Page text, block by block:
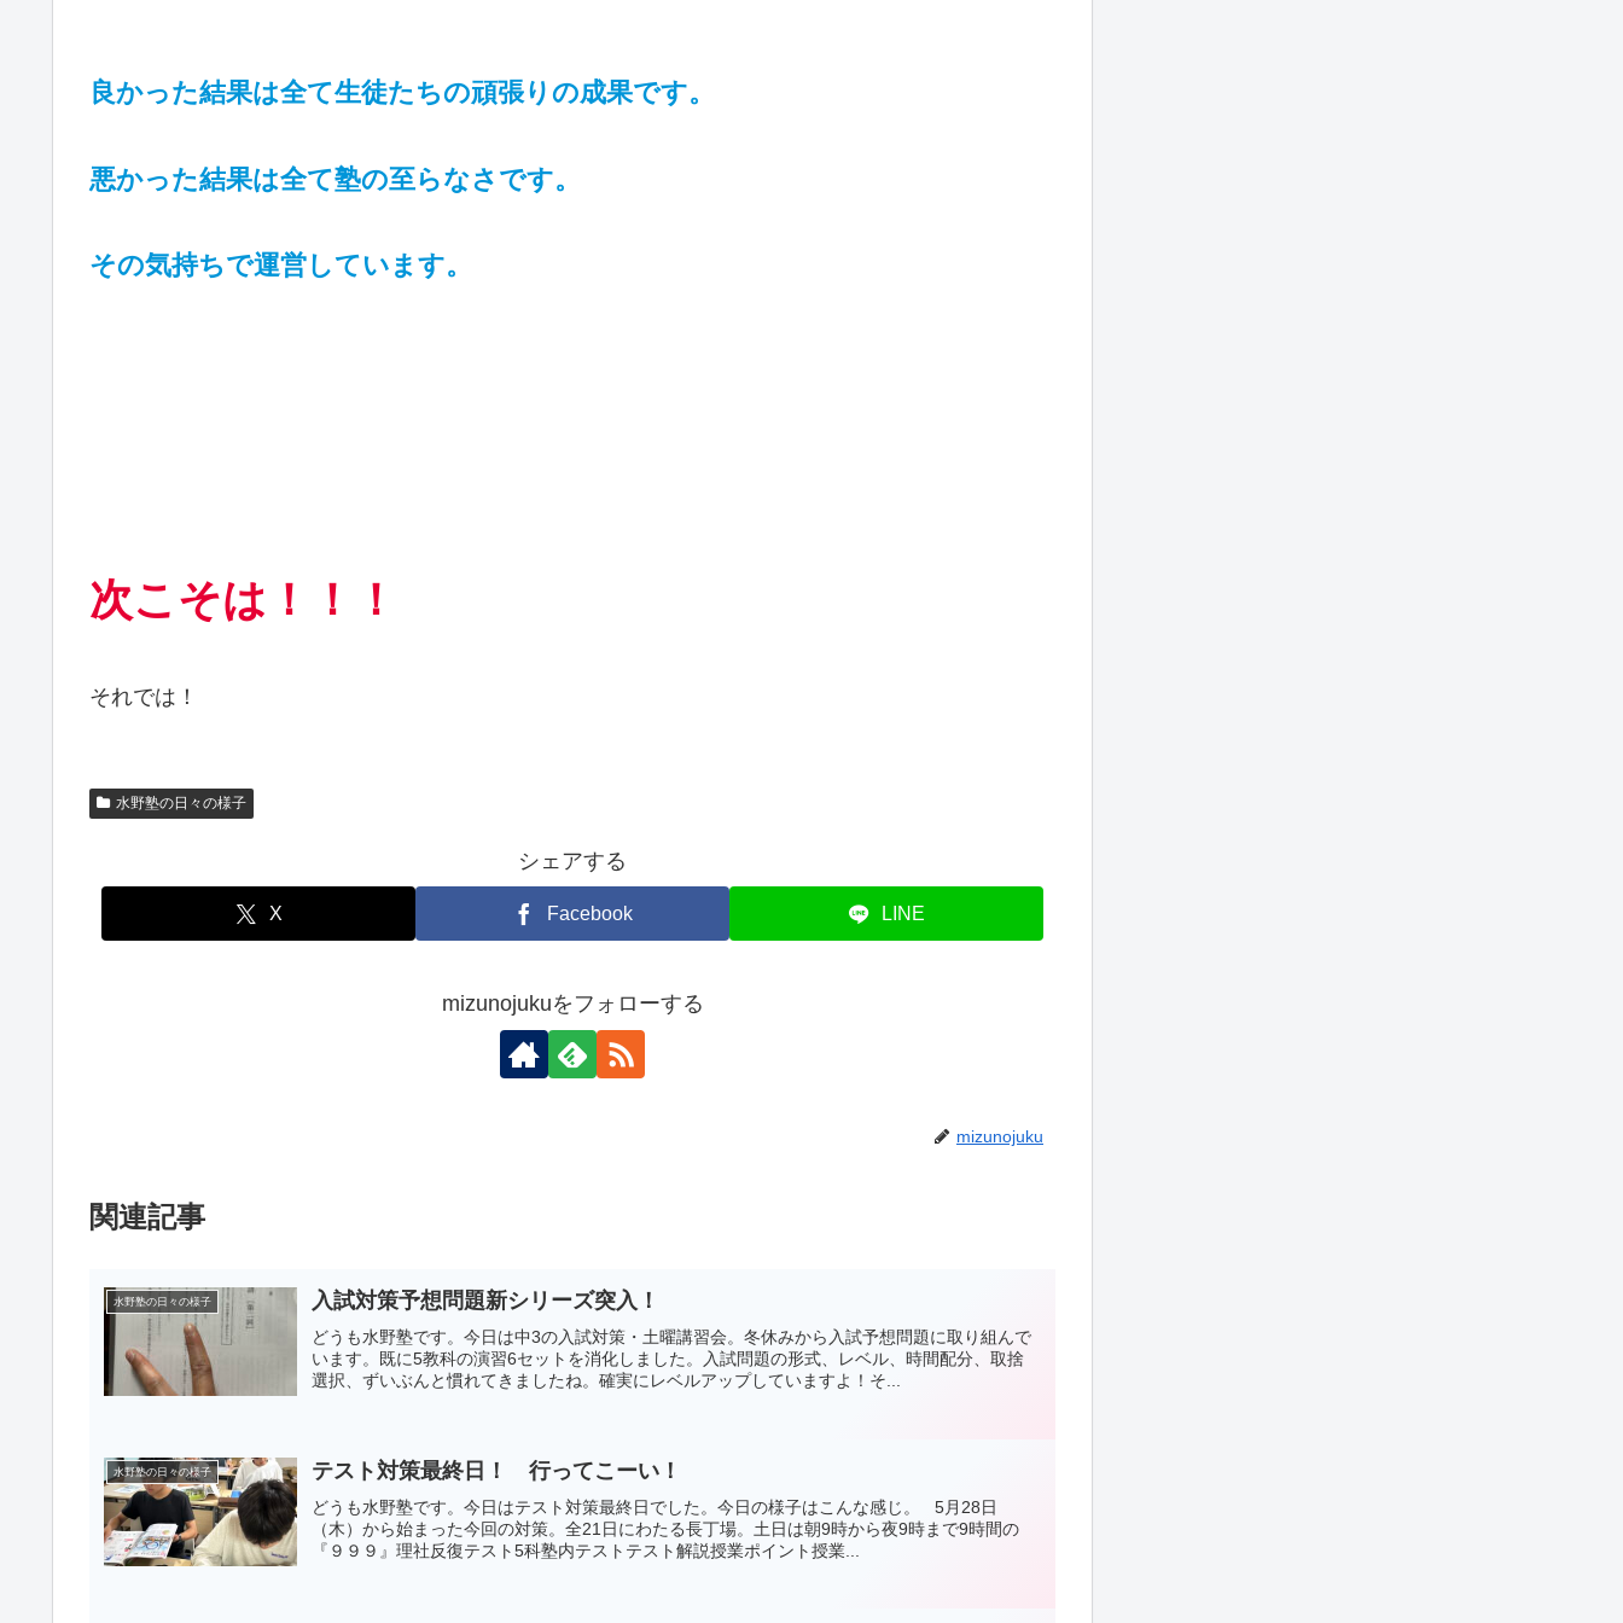
良かった結果は全て生徒たちの頑張りの成果です。
悪かった結果は全て塾の至らなさです。
その気持ちで運営しています。
次こそは！！！
それでは！
水野塾の日々の様子
シェアする
X Facebook LINE
mizunojukuをフォローする
mizunojuku
関連記事
水野塾の日々の様子 入試対策予想問題新シリーズ突入！
どうも水野塾です。今日は中3の入試対策・土曜講習会。冬休みから入試予想問題に取り組んで
います。既に5教科の演習6セットを消化しました。入試問題の形式、レベル、時間配分、取捨
選択、ずいぶんと慣れてきましたね。確実にレベルアップしていますよ！そ...
水野塾の日々の様子 テスト対策最終日！ 行ってこーい！
どうも水野塾です。今日はテスト対策最終日でした。今日の様子はこんな感じ。 5月28日
（木）から始まった今回の対策。全21日にわたる長丁場。土日は朝9時から夜9時まで9時間の
『９９９』理社反復テスト5科塾内テストテスト解説授業ポイント授業...